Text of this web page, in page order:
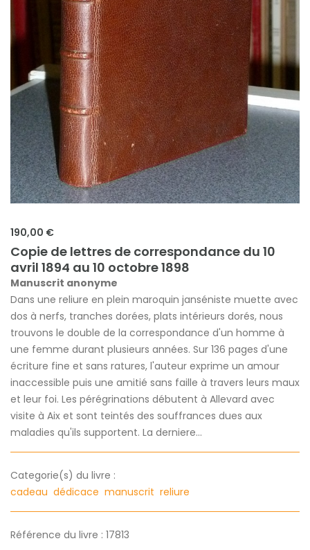
190,00 €
Copie de lettres de correspondance du 10
avril 1894 au 10 octobre 1898
Manuscrit anonyme
Dans une reliure en plein maroquin janséniste muette avec
dos à nerfs, tranches dorées, plats intérieurs dorés, nous
trouvons le double de la correspondance d'un homme à
une femme durant plusieurs années. Sur 136 pages d'une
écriture fine et sans ratures, l'auteur exprime un amour
inaccessible puis une amitié sans faille à travers leurs maux
et leur foi. Les pérégrinations débutent à Allevard avec
visite à Aix et sont teintés des souffrances dues aux
maladies qu'ils supportent. La derniere...
Categorie(s) du livre :
cadeau dédicace manuscrit reliure
Référence du livre : 17813